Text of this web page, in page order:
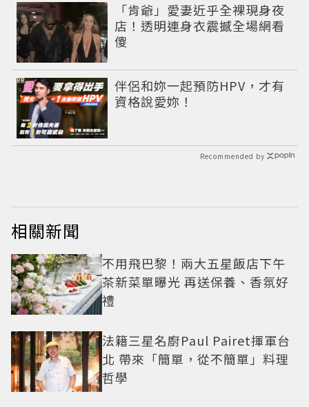
「肯爺」愛妻近乎全裸現身夜
店！透明連身衣震撼全場網看
傻
伴侶和妳一起預防HPV，才有
資格說愛妳！
PR
Recommended by
相關新聞
不用飛巴黎！兩大五星飯店下午
茶新菜單曝光 再送保養、香氛好
禮
法籍三星名廚Paul Pairet揮軍台
北 帶來「簡單，從不簡單」料理
哲學